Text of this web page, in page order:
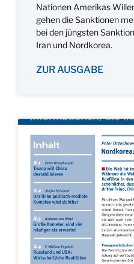
Nationen Amerikas
gehen die Sanktionen
bei den jüngsten
Iran und Nordkorea.
ZUR AUSGABE